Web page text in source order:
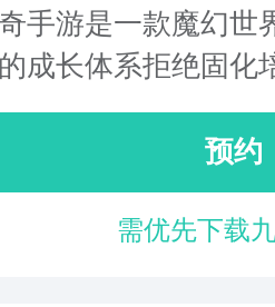
手游是一款魔幻世
成长体系拒绝固化
预约
需优先下载